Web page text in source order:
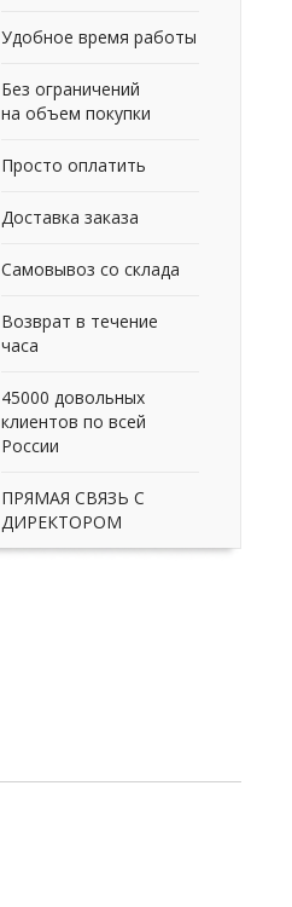
Удобное время работы
Без ограничений
на объем покупки
Просто оплатить
Доставка заказа
Самовывоз со склада
Возврат в течение
часа
45000 довольных
клиентов по всей
России
ПРЯМАЯ СВЯЗЬ С
ДИРЕКТОРОМ